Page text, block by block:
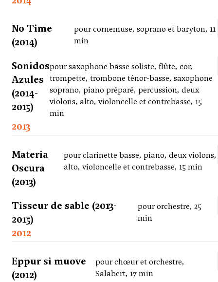
No Time
(2014)
pour cornemuse, soprano et baryton, 11
min
Sonidos
Azules
(2014-
2015)
pour saxophone basse soliste, flûte, cor,
trompette, trombone ténor-basse, saxophone
soprano, piano préparé, percussion, deux
violons, alto, violoncelle et contrebasse, 15
min
2013
Materia
Oscura
(2013)
pour clarinette basse, piano, deux violons,
alto, violoncelle et contrebasse, 15 min
Tisseur de sable (2013-
2015)
pour orchestre, 25
min
2012
Eppur si muove
(2012)
pour chœur et orchestre,
Salabert, 17 min